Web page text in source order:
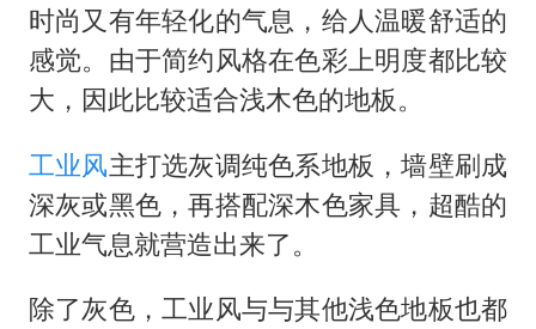
时尚又有年轻化的气息，给人温暖舒适的
感觉。由于简约风格在色彩上明度都比较
大，因此比较适合浅木色的地板。
工业风主打选灰调纯色系地板，墙壁刷成
深灰或黑色，再搭配深木色家具，超酷的
工业气息就营造出来了。
除了灰色，工业风与与其他浅色地板也都